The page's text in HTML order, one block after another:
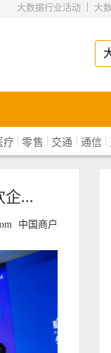
大
|
大数据行业活动
疗 | 零售 | 交通 | 通信 |
企...
中国商户